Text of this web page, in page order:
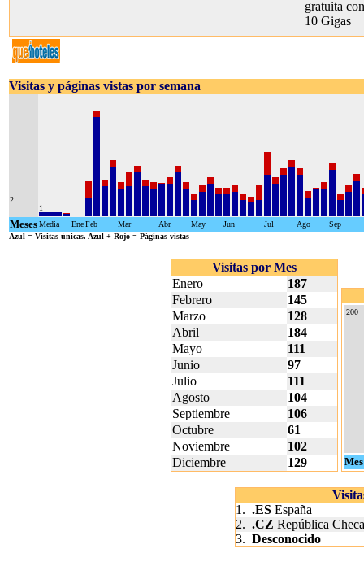
gratuita
10 Gigas
Visitas y páginas vistas por semana
2
1
MesesMedia EneFeb Mar Abr May Jun Jul Ago
Sep
Azul = Visitas únicas. Azul + Rojo = Páginas vistas
Visitas por Mes
Enero
187
Febrero
145
Marzo
128
Abril
184
Mayo
111
Junio
97
Julio
111
Agosto
104
Septiembre
106
Octubre
61
Noviembre
102
Diciembre
129
200
Mes
1. .ES España
2. .CZ República Checa
3. Desconocido